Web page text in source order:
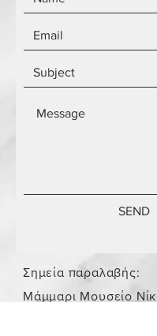
SEND
Σημεία παραλαβής:
Μάμμαρι Μουσείο